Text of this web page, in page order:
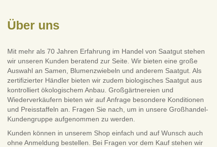
Über uns
Mit mehr als 70 Jahren Erfahrung im Handel von Saatgut stehen
wir unseren Kunden beratend zur Seite. Wir bieten eine große
Auswahl an Samen, Blumenzwiebeln und anderem Saatgut. Als
zertifizierter Händler bieten wir zudem biologisches Saatgut aus
kontrolliert ökologischem Anbau. Großgärtnereien und
Wiederverkäufern bieten wir auf Anfrage besondere Konditionen
und Preisstaffeln an. Fragen Sie nach, um in unsere Großhandel-
Kundengruppe aufgenommen zu werden.
Kunden können in unserem Shop einfach und auf Wunsch auch
ohne Anmeldung bestellen. Bei Fragen vor dem Kauf stehen wir